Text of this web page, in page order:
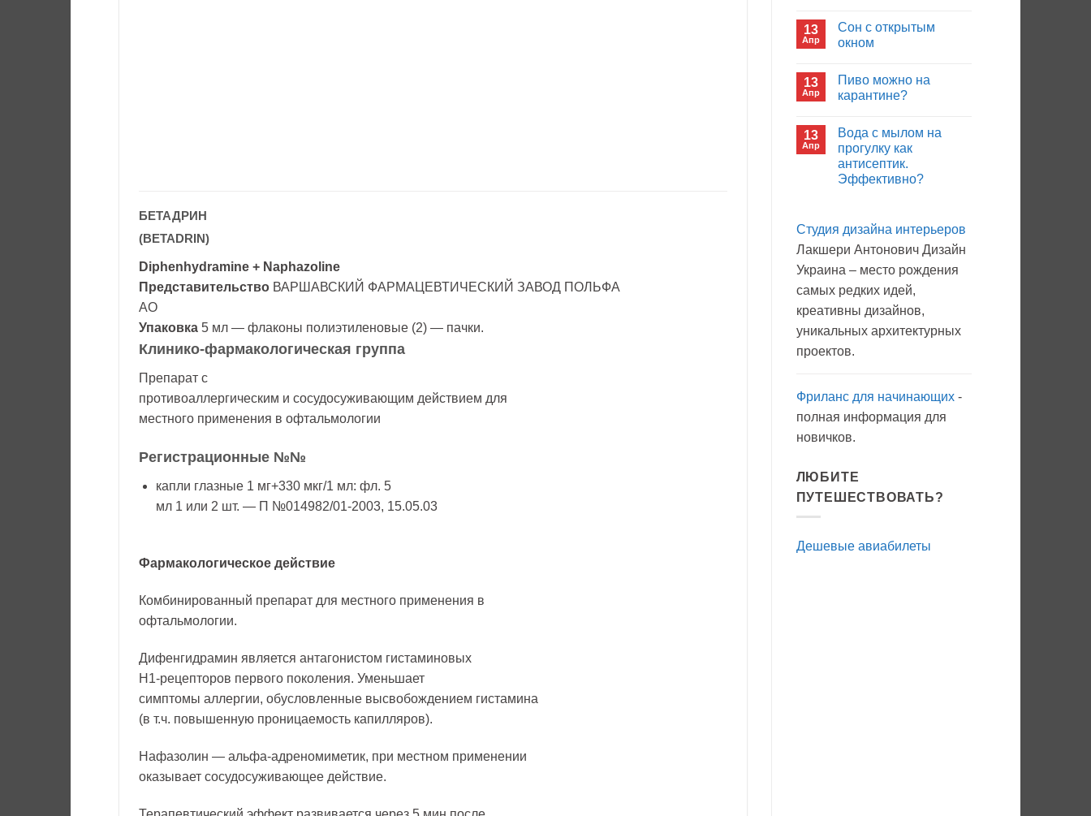
БЕТАДРИН
(BETADRIN)
Diphenhydramine + Naphazoline
Представительство ВАРШАВСКИЙ ФАРМАЦЕВТИЧЕСКИЙ ЗАВОД ПОЛЬФА
АО
Упаковка 5 мл — флаконы полиэтиленовые (2) — пачки.
Клинико-фармакологическая группа
Препарат с
противоаллергическим и сосудосуживающим действием для
местного применения в офтальмологии
Регистрационные №№
капли глазные 1 мг+330 мкг/1 мл: фл. 5
мл 1 или 2 шт. — П №014982/01-2003, 15.05.03
Фармакологическое действие
Комбинированный препарат для местного применения в
офтальмологии.
Дифенгидрамин является антагонистом гистаминовых
H1-рецепторов первого поколения. Уменьшает
симптомы аллергии, обусловленные высвобождением гистамина
(в т.ч. повышенную проницаемость капилляров).
Нафазолин — альфа-адреномиметик, при местном применении
оказывает сосудосуживающее действие.
записи
Кто
будет
больнице?
13
Апр
Сон с открытым
окном
записи
Сон
с
13
Апр
Пиво можно на
карантине?
записи
Пиво
можно
на
карантине?
13
Апр
Вода с мылом на
прогулку как
антисептик.
Эффективно?
Вода
мылом
на
прогулку
антисептик.
Студия дизайна интерьеров
Лакшери Антонович Дизайн
Украина – место рождения
самых редких идей,
креативны дизайнов,
уникальных архитектурных
проектов.
Фриланс для начинающих-
полная информация для
новичков.
ЛЮБИТЕ
ПУТЕШЕСТВОВАТЬ?
Дешевые авиабилеты